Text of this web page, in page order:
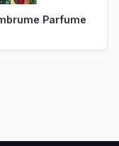
Parfume